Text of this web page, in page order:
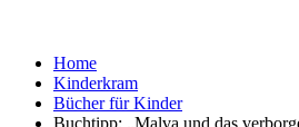
Home
Kinderkram
Bücher für Kinder
Buchtipp: „Malva und das